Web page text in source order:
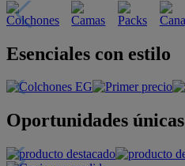
Esenciales con estilo
Oportunidades únicas